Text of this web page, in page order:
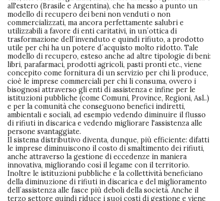
all'estero (Brasile e Argentina), che ha messo a punto un
modello di recupero dei beni non venduti o non
commercializzati, ma ancora perfettamente salubri e
utilizzabili a favore di enti caritativi, in un´ottica di
trasformazione dell´invenduto e quindi rifiuto, a prodotto
utile per chi ha un potere d´acquisto molto ridotto. Tale
modello di recupero, esteso anche ad altre tipologie di beni:
libri, parafarmaci, prodotti agricoli, pasti pronti etc., viene
concepito come fornitura di un servizio per chi li produce,
cioè le imprese commerciali per chi li consuma, ovvero i
bisognosi attraverso gli enti di assistenza e infine per le
istituzioni pubbliche (come Comuni, Province, Regioni, Asl..)
e per la comunità che conseguono benefici indiretti,
ambientali e sociali, ad esempio vedendo diminuire il flusso
di rifiuti in discarica e vedendo migliorare l'assistenza alle
persone svantaggiate.
Il sistema distributivo diventa, dunque, più efficiente: difatti
le imprese diminuiscono il costo di smaltimento dei rifiuti,
anche attraverso la gestione di eccedenze in maniera
innovativa, migliorando così il legame con il territorio.
Inoltre le istituzioni pubbliche e la collettività beneficiano
della diminuzione di rifiuti in discarica e del miglioramento
dell´assistenza alle fasce più deboli della società. Anche il
terzo settore quindi riduce i suoi costi di gestione e viene